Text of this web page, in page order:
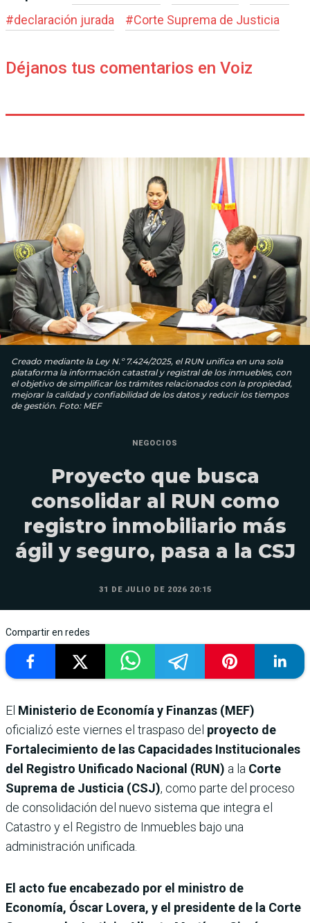
#declaración jurada #Corte Suprema de Justicia
Déjanos tus comentarios en Voiz
Creado mediante la Ley N.º 7.424/2025, el RUN unifica en una sola
plataforma la información catastral y registral de los inmuebles, con
el objetivo de simplificar los trámites relacionados con la propiedad,
mejorar la calidad y confiabilidad de los datos y reducir los tiempos
de gestión. Foto: MEF
NEGOCIOS
Proyecto que busca
consolidar al RUN como
registro inmobiliario más
ágil y seguro, pasa a la CSJ
31 DE JULIO DE 2026 20:15
Compartir en redes
El Ministerio de Economía y Finanzas (MEF)
oficializó este viernes el traspaso del proyecto de
Fortalecimiento de las Capacidades Institucionales
del Registro Unificado Nacional (RUN) a la Corte
Suprema de Justicia (CSJ), como parte del proceso
de consolidación del nuevo sistema que integra el
Catastro y el Registro de Inmuebles bajo una
administración unificada.
El acto fue encabezado por el ministro de
Economía, Óscar Lovera, y el presidente de la Corte